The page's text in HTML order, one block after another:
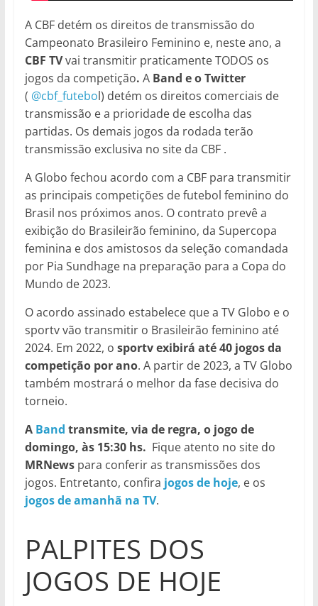
A CBF detém os direitos de transmissão do
Campeonato Brasileiro Feminino e, neste ano, a
CBF TVvai transmitir praticamente TODOS os
jogos da competição. ABand e o Twitter
( @cbf_futebol) detém os direitos comerciais de
transmissão e a prioridade de escolha das
partidas. Os demais jogos da rodada terão
transmissão exclusiva no site da CBF .
A Globo fechou acordo com a CBF para transmitir
as principais competições de futebol feminino do
Brasil nos próximos anos. O contrato prevê a
exibição do Brasileirão feminino, da Supercopa
feminina e dos amistosos da seleção comandada
por Pia Sundhage na preparação para a Copa do
Mundo de 2023.
O acordo assinado estabelece que a TV Globo e o
sportv vão transmitir o Brasileirão feminino até
2024. Em 2022, o sportv exibirá até 40 jogos da
competição por ano. A partir de 2023, a TV Globo
também mostrará o melhor da fase decisiva do
torneio.
A Band transmite, via de regra, o jogo de
domingo, às 15:30 hs. Fique atento no site do
MRNewspara conferir as transmissões dos
jogos. Entretanto, confira jogos de hoje, e os
jogos de amanhã na TV.
PALPITES DOS
JOGOS DE HOJE